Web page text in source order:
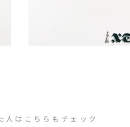
人はこちらもチェック